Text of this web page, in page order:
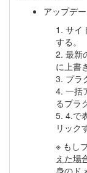
アップデ
1. サイ
する。
2. 最新
に上書
3. プラ
4. 一括
るプラ
5. 4.で
リック
※ もし
えた場